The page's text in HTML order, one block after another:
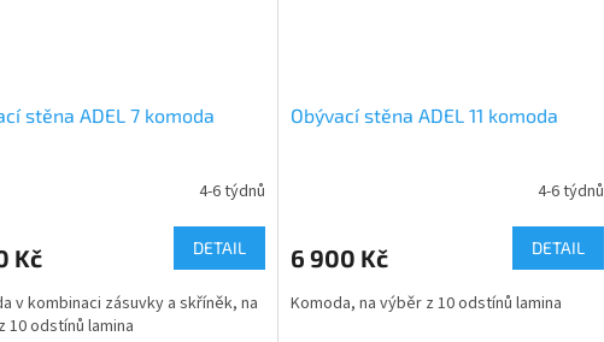
stěna ADEL 7 komoda
4-6 týdnů
Kč DETAIL
v kombinaci zásuvky a skříněk, na
10 odstínů lamina
Obývací stěna ADEL 11 komoda
4-6 týdnů
6 900 Kč DETAIL
Komoda, na výběr z 10 odstínů lamina